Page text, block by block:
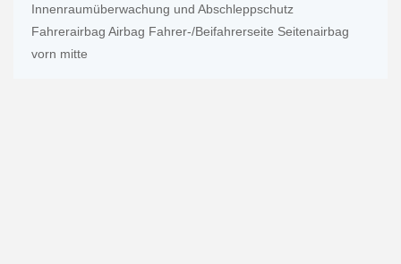
Innenraumüberwachung und Abschleppschutz
Fahrerairbag Airbag Fahrer-/Beifahrerseite Seitenairbag
vorn mitte